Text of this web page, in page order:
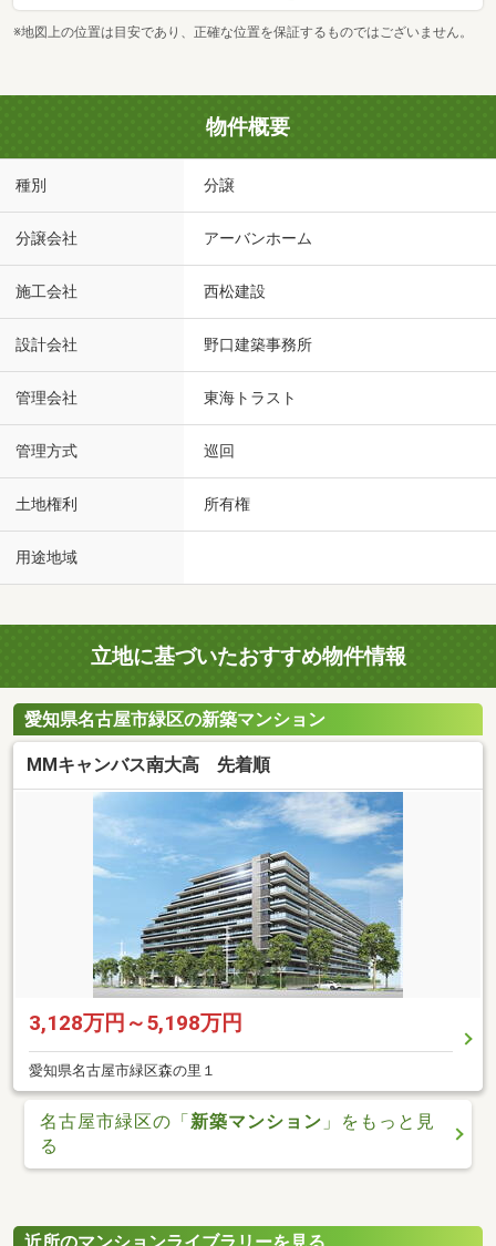
※地図上の位置は目安であり、正確な位置を保証するものではございません。
物件概要
種別 分譲
分譲会社 アーバンホーム
施工会社 西松建設
設計会社 野口建築事務所
管理会社 東海トラスト
管理方式 巡回
土地権利 所有権
用途地域
立地に基づいたおすすめ物件情報
愛知県名古屋市緑区の新築マンション
MMキャンバス南大高 先着順
3,128万円～5,198万円
愛知県名古屋市緑区森の里１
名古屋市緑区の「 新築マンション 」をもっと見
る